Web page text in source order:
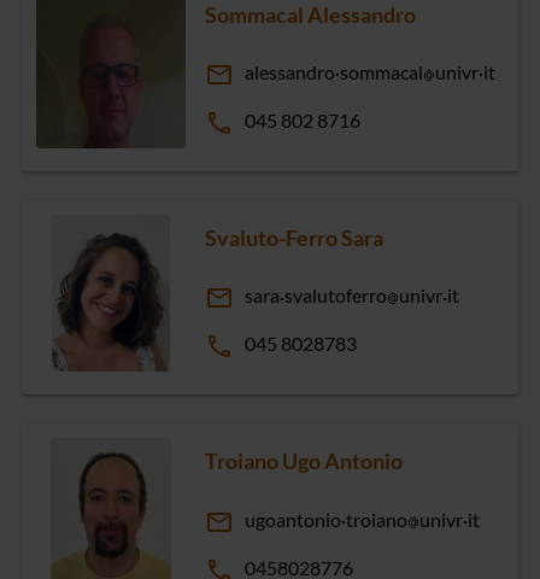
Sommacal Alessandro
email alessandro sommacal univr it
phone 045 802 8716
Svaluto-Ferro Sara
email sara svalutoferro univr it
phone 045 8028783
Troiano Ugo Antonio
email ugoantonio troiano univr it
phone 0458028776